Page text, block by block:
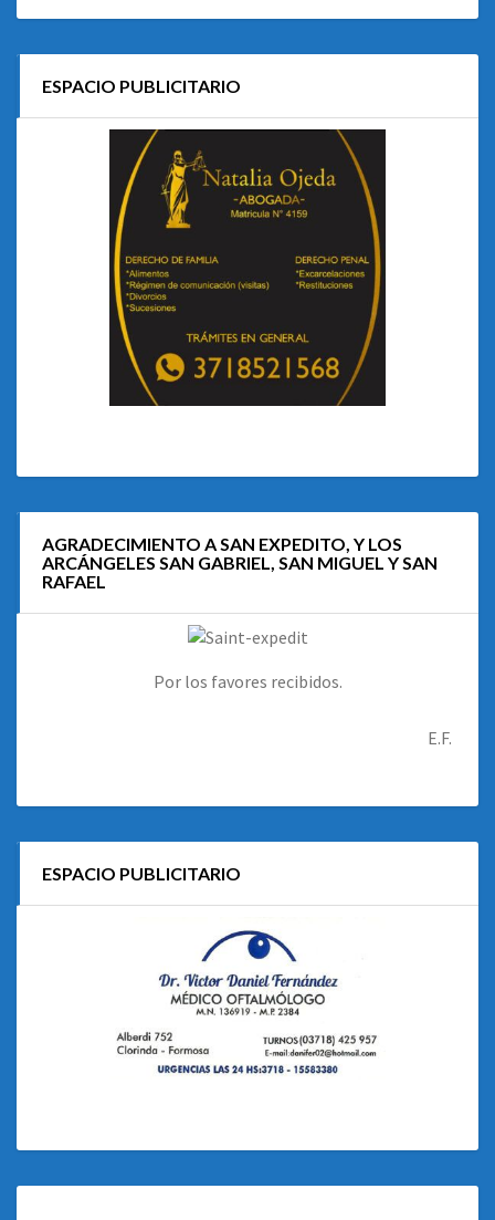
ESPACIO PUBLICITARIO
AGRADECIMIENTO A SAN EXPEDITO, Y LOS
ARCÁNGELES SAN GABRIEL, SAN MIGUEL Y SAN
RAFAEL
Por los favores recibidos.
E.F.
ESPACIO PUBLICITARIO